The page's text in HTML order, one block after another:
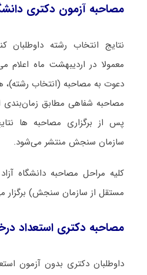
مصاحبه آزمون دکتری
نتایج انتخاب رشته داوطلبان
معمولا در اردیبهشت ماه اعلام
دعوت به مصاحبه (انتخاب رشته)،
مصاحبه شفاهی مطابق زمان‌بندی
پس از برگزاری مصاحبه ها
سازمان سنجش منتشر می‌شود.
کلیه مراحل مصاحبه دانشگاه
مستقل از سازمان سنجش) برگزار
مصاحبه دکتری استعداد
داوطلبان دکتری بدون آزمون